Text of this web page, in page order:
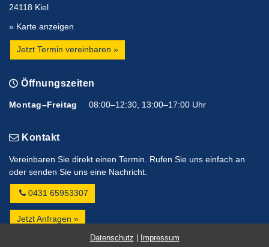
24118 Kiel
» Karte anzeigen
Jetzt Termin vereinbaren »
Öffnungszeiten
Montag–Freitag 08:00–12:30, 13:00–17:00 Uhr
Kontakt
Vereinbaren Sie direkt einen Termin. Rufen Sie uns einfach an
oder senden Sie uns eine Nachricht.
0431 65953307
Jetzt Anfragen »
Datenschutz Impressum